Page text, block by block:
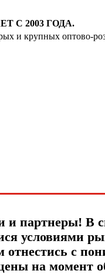
С 2003 ГОДА.
и крупных оптово-
и партнеры! В
условиями
отнестись с
на момент